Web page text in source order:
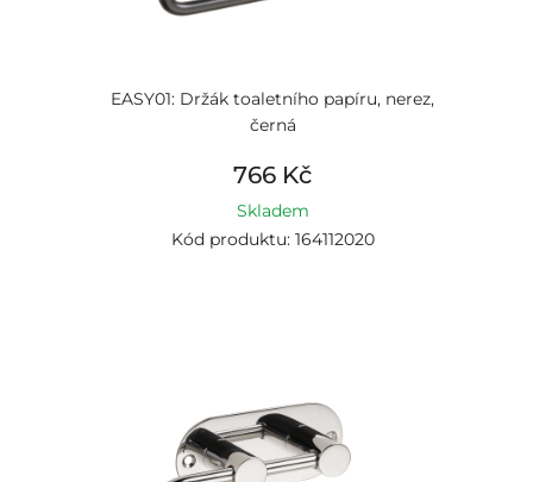
EASY01: Držák toaletního papíru, nerez,
černá
766 Kč
Skladem
Kód produktu: 164112020